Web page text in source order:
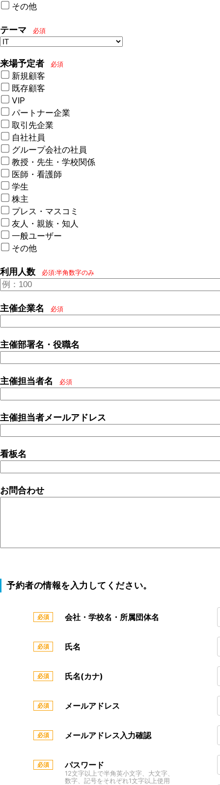
その他
テーマ 必須
来場予定者 必須
新規顧客
既存顧客
VIP
パートナー企業
取引先企業
自社社員
グループ会社の社員
教授・先生・学校関係
医師・看護師
学生
株主
プレス・マスコミ
友人・親族・知人
一般ユーザー
その他
利用人数 必須:半角数字のみ
主催企業名 必須
主催部署名・役職名
主催担当者名 必須
主催担当者メールアドレス
看板名
お問合わせ
予約者の情報を入力してください。
会社・学校名・所属団体名
氏名
氏名(カナ)
メールアドレス
メールアドレス入力確認
パスワード
12文字以上で半角英小文字、大文字、
数字、記号をそれぞれ1文字以上使用